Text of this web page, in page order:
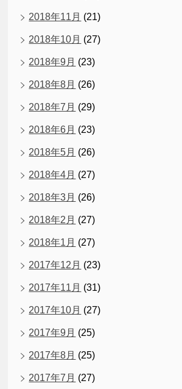
2018年11月 (21)
2018年10月 (27)
2018年9月 (23)
2018年8月 (26)
2018年7月 (29)
2018年6月 (23)
2018年5月 (26)
2018年4月 (27)
2018年3月 (26)
2018年2月 (27)
2018年1月 (27)
2017年12月 (23)
2017年11月 (31)
2017年10月 (27)
2017年9月 (25)
2017年8月 (25)
2017年7月 (27)